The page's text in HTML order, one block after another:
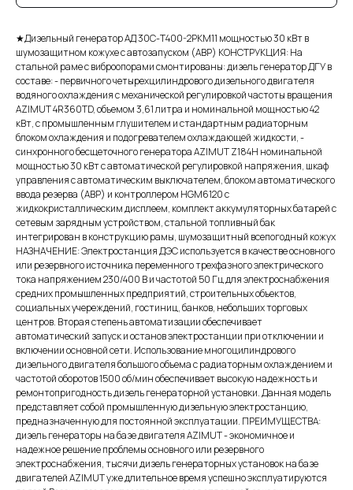
★Дизельный генератор АД 30С-Т400-2РКМ11 мощностью 30 кВт в
шумозащитном кожухе с автозапуском (АВР) КОНСТРУКЦИЯ: На
стальной раме с виброопорами смонтированы: дизель генератор ДГУ в
составе: - первичного четырехцилиндрового дизельного двигателя
водяного охлаждения с механической регулировкой частоты вращения
AZIMUT 4R360TD, объемом 3,61 литра и номинальной мощностью 42
кВт, с промышленным глушителем и стандартным радиаторным
блоком охлаждения и подогревателем охлаждающей жидкости, -
синхронного бесщеточного генератора AZIMUT Z184H номинальной
мощностью 30 кВт c автоматической регулировкой напряжения, шкаф
управления с автоматическим выключателем, блоком автоматического
ввода резерва (АВР) и контроллером HGM6120 с
жидкокристаллическим дисплеем, комплект аккумуляторных батарей с
сетевым зарядным устройством, стальной топливный бак
интегрирован в конструкцию рамы, шумозащитный всепогодный кожух
НАЗНАЧЕНИЕ: Электростанция ДЭС используется в качестве основного
или резервного источника переменного трехфазного электрического
тока напряжением 230/400 В и частотой 50 Гц для электроснабжения
средних промышленных предприятий, строительных объектов,
социальных учереждений, гостиниц, банков, небольших торговых
центров. Вторая степень автоматизации обеспечивает
автоматический запуск и останов электростанции при отключении и
включении основной сети. Использование многоцилиндрового
дизельного двигателя большого объема с радиаторным охлаждением и
частотой оборотов 1500 об/мин обеспечивает высокую надежность и
ремонтопригодность дизель генераторной установки. Данная модель
представляет собой промышленную дизельную электростанцию,
предназначенную для постоянной эксплуатации. ПРЕИМУЩЕСТВА:
дизель генераторы на базе двигателя AZIMUT - экономичное и
надежное решение проблемы основного или резервного
электроснабжения, тысячи дизель генераторных установок на базе
двигателей AZIMUT уже длительное время успешно эксплуатируются